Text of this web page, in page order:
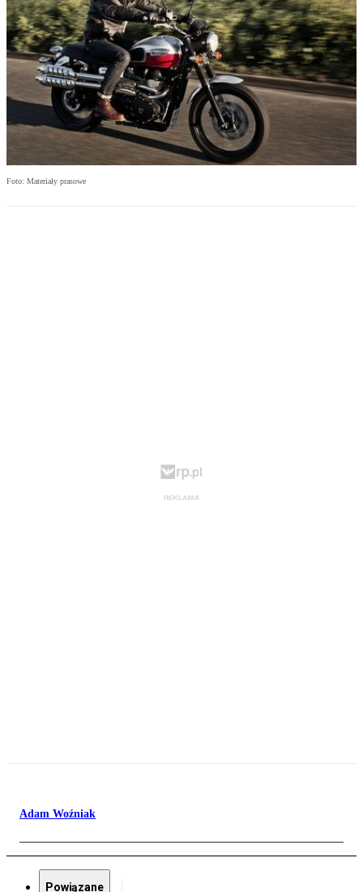
Foto: Materiały prasowe
Adam Woźniak
Powiązane